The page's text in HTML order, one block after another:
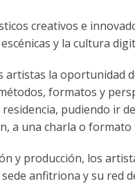
creativos e
y la cultura
artistas la oportunidad
formatos y
pudiendo ir
a una charla o
y producción, los
anfitriona y su red